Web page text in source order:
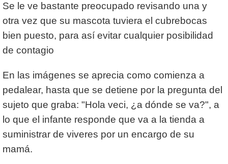
Se le ve bastante preocupado revisando una y
otra vez que su mascota tuviera el cubrebocas
bien puesto, para así evitar cualquier posibilidad
de contagio
En las imágenes se aprecia como comienza a
pedalear, hasta que se detiene por la pregunta del
sujeto que graba: "Hola veci, ¿a dónde se va?", a
lo que el infante responde que va a la tienda a
suministrar de viveres por un encargo de su
mamá.